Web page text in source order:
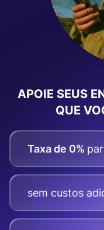
APOIE SEUS
QUE
Taxa de 0%
sem custos